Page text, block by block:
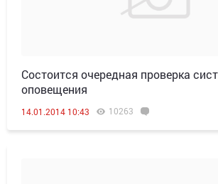
Состоится очередная проверка
оповещения
14.01.2014 10:43 10263